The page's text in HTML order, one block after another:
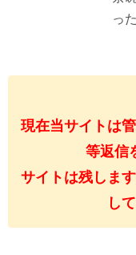
っ
現在当サイトは
等返信
サイトは残しま
し